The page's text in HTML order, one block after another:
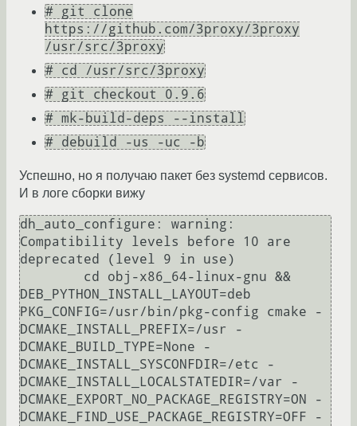
# git clone
https://github.com/3proxy/3proxy
/usr/src/3proxy
# cd /usr/src/3proxy
# git checkout 0.9.6
# mk-build-deps --install
# debuild -us -uc -b
Успешно, но я получаю пакет без systemd сервисов.
И в логе сборки вижу
dh_auto_configure: warning:
Compatibility levels before 10 are
deprecated (level 9 in use)
DEB_PYTHON_INSTALL_LAYOUT=deb
PKG_CONFIG=/usr/bin/pkg-config cmake -
DCMAKE_INSTALL_PREFIX=/usr -
DCMAKE_BUILD_TYPE=None -
DCMAKE_INSTALL_SYSCONFDIR=/etc -
DCMAKE_INSTALL_LOCALSTATEDIR=/var -
DCMAKE_EXPORT_NO_PACKAGE_REGISTRY=ON -
DCMAKE_FIND_USE_PACKAGE_REGISTRY=OFF -